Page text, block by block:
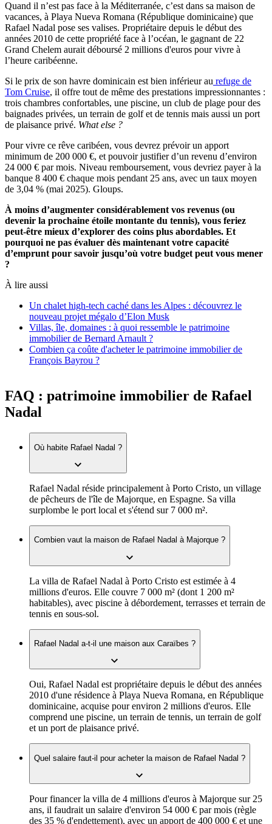
Quand il n’est pas face à la Méditerranée, c’est dans sa maison de
vacances, à Playa Nueva Romana (République dominicaine) que
Rafael Nadal pose ses valises. Propriétaire depuis le début des
années 2010 de cette propriété face à l’océan, le gagnant de 22
Grand Chelem aurait déboursé 2 millions d'euros pour vivre à
l’heure caribéenne.
Si le prix de son havre dominicain est bien inférieur au refuge de
Tom Cruise, il offre tout de même des prestations impressionnantes :
trois chambres confortables, une piscine, un club de plage pour des
baignades privées, un terrain de golf et de tennis mais aussi un port
de plaisance privé. What else ?
Pour vivre ce rêve caribéen, vous devrez prévoir un apport
minimum de 200 000 €, et pouvoir justifier d’un revenu d’environ
24 000 € par mois. Niveau remboursement, vous devriez payer à la
banque 8 400 € chaque mois pendant 25 ans, avec un taux moyen
de 3,04 % (mai 2025). Gloups.
À moins d’augmenter considérablement vos revenus (ou
devenir la prochaine étoile montante du tennis), vous feriez
peut-être mieux d’explorer des coins plus abordables. Et
pourquoi ne pas évaluer dès maintenant votre capacité
d’emprunt pour savoir jusqu’où votre budget peut vous mener
?
À lire aussi
Un chalet high-tech caché dans les Alpes : découvrez le
nouveau projet mégalo d’Elon Musk
Villas, île, domaines : à quoi ressemble le patrimoine
immobilier de Bernard Arnault ?
Combien ça coûte d'acheter le patrimoine immobilier de
François Bayrou ?
FAQ : patrimoine immobilier de Rafael
Nadal
Où habite Rafael Nadal ?
Rafael Nadal réside principalement à Porto Cristo, un village
de pêcheurs de l'île de Majorque, en Espagne. Sa villa
surplombe le port local et s'étend sur 7 000 m².
Combien vaut la maison de Rafael Nadal à Majorque ?
La villa de Rafael Nadal à Porto Cristo est estimée à 4
millions d'euros. Elle couvre 7 000 m² (dont 1 200 m²
habitables), avec piscine à débordement, terrasses et terrain de
tennis en sous-sol.
Rafael Nadal a-t-il une maison aux Caraïbes ?
Oui, Rafael Nadal est propriétaire depuis le début des années
2010 d'une résidence à Playa Nueva Romana, en République
dominicaine, acquise pour environ 2 millions d'euros. Elle
comprend une piscine, un terrain de tennis, un terrain de golf
et un port de plaisance privé.
Quel salaire faut-il pour acheter la maison de Rafael Nadal ?
Pour financer la villa de 4 millions d'euros à Majorque sur 25
ans, il faudrait un salaire d'environ 54 000 € par mois (règle
des 35 % d'endettement), avec un apport de 400 000 € et une